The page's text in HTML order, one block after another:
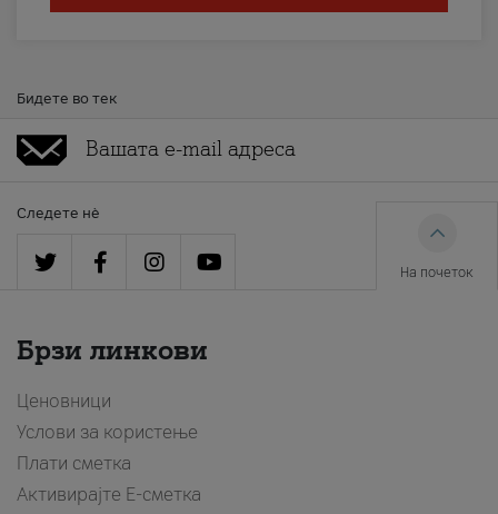
Бидете во тек
Следете нè
На почеток
Брзи линкови
Ценовници
Услови за користење
Плати сметка
Активирајте Е-сметка